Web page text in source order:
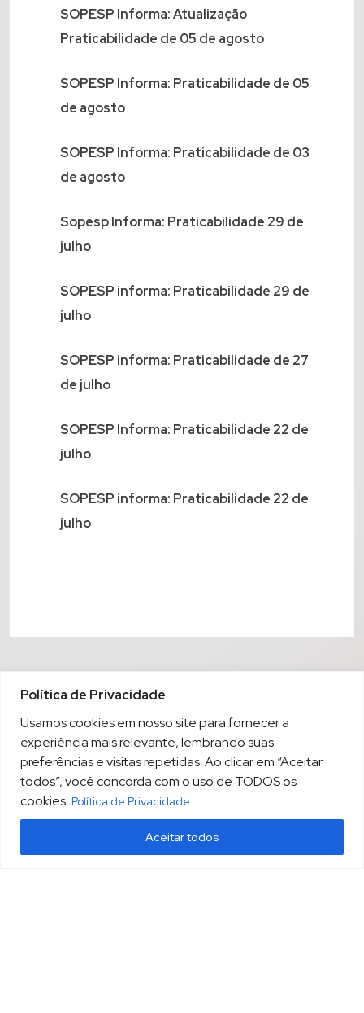
Política de Privacidade
Usamos cookies em nosso site para fornecer a
experiência mais relevante, lembrando suas
preferências e visitas repetidas. Ao clicar em “Aceitar
todos”, você concorda com o uso de TODOS os
cookies. Política de Privacidade
Aceitar todos
SOPESP Informa: Atualização
Praticabilidade de 05 de agosto
SOPESP Informa: Praticabilidade de 05
de agosto
SOPESP Informa: Praticabilidade de 03
de agosto
Sopesp Informa: Praticabilidade 29 de
julho
SOPESP informa: Praticabilidade 29 de
julho
SOPESP informa: Praticabilidade de 27
de julho
SOPESP Informa: Praticabilidade 22 de
julho
SOPESP informa: Praticabilidade 22 de
julho